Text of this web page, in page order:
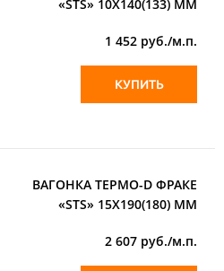
«STS» 10Х140(133) ММ
1 452 руб./м.п.
КУПИТЬ
ВАГОНКА ТЕРМО-D ФРАКЕ
«STS» 15Х190(180) ММ
2 607 руб./м.п.